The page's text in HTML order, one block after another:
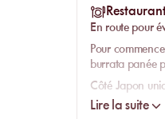
En route pour
Pour
burrata panée
Côté Japon
Côté mer:
Lire la suite